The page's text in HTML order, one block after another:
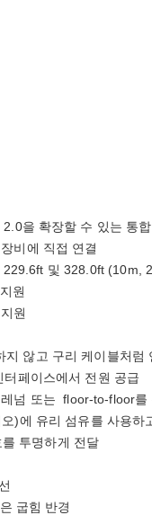
을 확장할 수 있는 통
비에 직접 연결
및 328.0ft (10m,
원
원
않고 구리 케이블처럼
페이스에서 전원 공급
넘 또는 floor-to-floor를
)에 유리 섬유를 사용
투명하게 전달
굽힘 반경